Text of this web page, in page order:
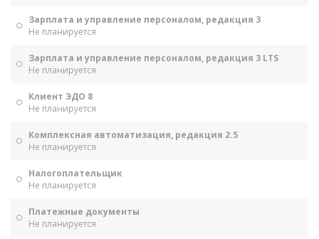
Зарплата и управление персоналом, редакция 3
Не планируется
Зарплата и управление персоналом, редакция 3 LTS
Не планируется
Клиент ЭДО 8
Не планируется
Комплексная автоматизация, редакция 2.5
Не планируется
Налогоплательщик
Не планируется
Платежные документы
Не планируется